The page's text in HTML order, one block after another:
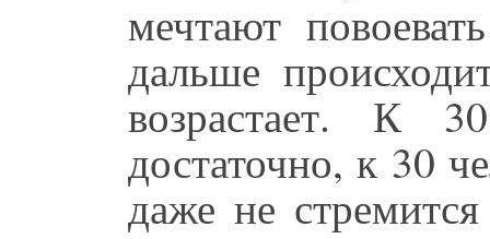
мечтают
дальше
возрастает. К
достаточно, к 30
даже не